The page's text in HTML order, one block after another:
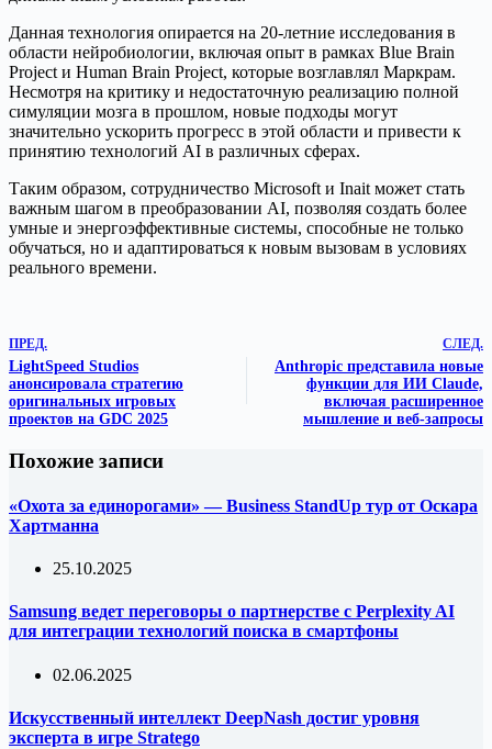
Данная технология опирается на 20-летние исследования в
области нейробиологии, включая опыт в рамках Blue Brain
Project и Human Brain Project, которые возглавлял Маркрам.
Несмотря на критику и недостаточную реализацию полной
симуляции мозга в прошлом, новые подходы могут
значительно ускорить прогресс в этой области и привести к
принятию технологий AI в различных сферах.
Таким образом, сотрудничество Microsoft и Inait может стать
важным шагом в преобразовании AI, позволяя создать более
умные и энергоэффективные системы, способные не только
обучаться, но и адаптироваться к новым вызовам в условиях
реального времени.
ПРЕД.
LightSpeed Studios
анонсировала стратегию
оригинальных игровых
проектов на GDC 2025
СЛЕД.
Anthropic представила новые
функции для ИИ Claude,
включая расширенное
мышление и веб-запросы
Похожие записи
«Охота за единорогами» — Business StandUp тур от Оскара
Хартманна
25.10.2025
Samsung ведет переговоры о партнерстве с Perplexity AI
для интеграции технологий поиска в смартфоны
02.06.2025
Искусственный интеллект DeepNash достиг уровня
эксперта в игре Stratego